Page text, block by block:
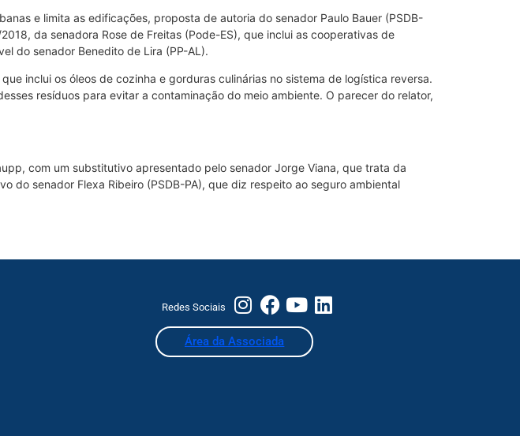
e limita as edificações, proposta de autoria do senador Paulo Bauer (PSDB-
da senadora Rose de Freitas (Pode-ES), que inclui as cooperativas de
do senador Benedito de Lira (PP-AL).
inclui os óleos de cozinha e gorduras culinárias no sistema de logística reversa.
resíduos para evitar a contaminação do meio ambiente. O parecer do relator,
com um substitutivo apresentado pelo senador Jorge Viana, que trata da
do senador Flexa Ribeiro (PSDB-PA), que diz respeito ao seguro ambiental
Redes Sociais
Área da Associada